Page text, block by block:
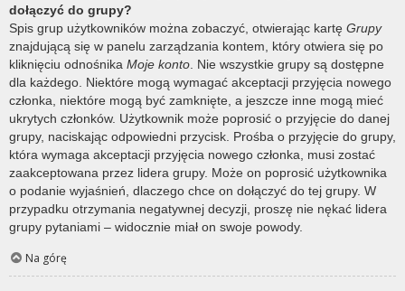
dołączyć do grupy?
Spis grup użytkowników można zobaczyć, otwierając kartę Grupy
znajdującą się w panelu zarządzania kontem, który otwiera się po
kliknięciu odnośnika Moje konto . Nie wszystkie grupy są dostępne
dla każdego. Niektóre mogą wymagać akceptacji przyjęcia nowego
członka, niektóre mogą być zamknięte, a jeszcze inne mogą mieć
ukrytych członków. Użytkownik może poprosić o przyjęcie do danej
grupy, naciskając odpowiedni przycisk. Prośba o przyjęcie do grupy,
która wymaga akceptacji przyjęcia nowego członka, musi zostać
zaakceptowana przez lidera grupy. Może on poprosić użytkownika
o podanie wyjaśnień, dlaczego chce on dołączyć do tej grupy. W
przypadku otrzymania negatywnej decyzji, proszę nie nękać lidera
grupy pytaniami – widocznie miał on swoje powody.
Na górę